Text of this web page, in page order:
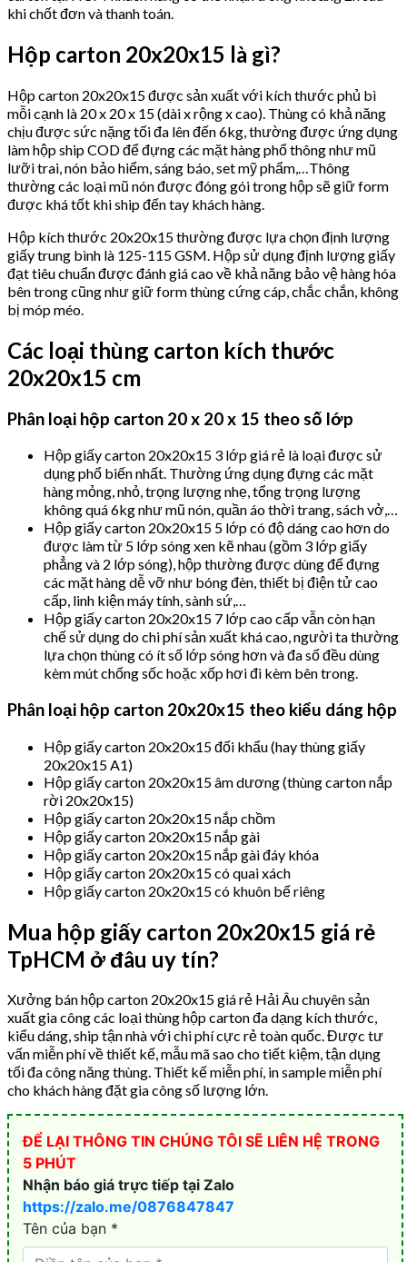
khi chốt đơn và thanh toán.
Hộp carton 20x20x15 là gì?
Hộp carton 20x20x15 được sản xuất với kích thước phủ bì
mỗi cạnh là 20 x 20 x 15 (dài x rộng x cao). Thùng có khả năng
chịu được sức nặng tối đa lên đến 6kg, thường được ứng dụng
làm hộp ship COD để đựng các mặt hàng phổ thông như mũ
lưỡi trai, nón bảo hiểm, sáng báo, set mỹ phẩm,…Thông
thường các loại mũ nón được đóng gói trong hộp sẽ giữ form
được khá tốt khi ship đến tay khách hàng.
Hộp kích thước 20x20x15 thường được lựa chọn định lượng
giấy trung bình là 125-115 GSM. Hộp sử dụng định lượng giấy
đạt tiêu chuẩn được đánh giá cao về khả năng bảo vệ hàng hóa
bên trong cũng như giữ form thùng cứng cáp, chắc chắn, không
bị móp méo.
Các loại thùng carton kích thước
20x20x15 cm
Phân loại hộp carton 20 x 20 x 15 theo số lớp
Hộp giấy carton 20x20x15 3 lớp giá rẻ là loại được sử
dụng phổ biến nhất. Thường ứng dụng đựng các mặt
hàng mỏng, nhỏ, trọng lượng nhẹ, tổng trọng lượng
không quá 6kg như mũ nón, quần áo thời trang, sách vở,…
Hộp giấy carton 20x20x15 5 lớp có độ dáng cao hơn do
được làm từ 5 lớp sóng xen kẽ nhau (gồm 3 lớp giấy
phẳng và 2 lớp sóng), hộp thường được dùng để đựng
các mặt hàng dễ vỡ như bóng đèn, thiết bị điện tử cao
cấp, linh kiện máy tính, sành sứ,…
Hộp giấy carton 20x20x15 7 lớp cao cấp vẫn còn hạn
chế sử dụng do chi phí sản xuất khá cao, người ta thường
lựa chọn thùng có ít số lớp sóng hơn và đa số đều dùng
kèm mút chống sốc hoặc xốp hơi đi kèm bên trong.
Phân loại hộp carton 20x20x15 theo kiểu dáng hộp
Hộp giấy carton 20x20x15 đối khẩu (hay thùng giấy
20x20x15 A1)
Hộp giấy carton 20x20x15 âm dương (thùng carton nắp
rời 20x20x15)
Hộp giấy carton 20x20x15 nắp chồm
Hộp giấy carton 20x20x15 nắp gài
Hộp giấy carton 20x20x15 nắp gài đáy khóa
Hộp giấy carton 20x20x15 có quai xách
Hộp giấy carton 20x20x15 có khuôn bế riêng
Mua hộp giấy carton 20x20x15 giá rẻ
TpHCM ở đâu uy tín?
Xưởng bán hộp carton 20x20x15 giá rẻ Hải Âu chuyên sản
xuất gia công các loại thùng hộp carton đa dạng kích thước,
kiểu dáng, ship tận nhà với chi phí cực rẻ toàn quốc. Được tư
vấn miễn phí về thiết kế, mẫu mã sao cho tiết kiệm, tận dụng
tối đa công năng thùng. Thiết kế miễn phí, in sample miễn phí
cho khách hàng đặt gia công số lượng lớn.